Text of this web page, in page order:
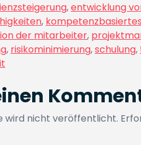
,entwicklung
,
der mitarbeiter,
, risikominimierung,schulung,
wird nicht veröffentlicht.